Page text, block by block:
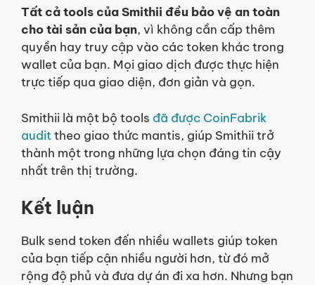
Tất cả tools của Smithii đều bảo vệ an toàn
cho tài sản của bạn, vì không cần cấp thêm
quyền hay truy cập vào các token khác trong
wallet của bạn. Mọi giao dịch được thực hiện
trực tiếp qua giao diện, đơn giản và gọn.
Smithii là một bộ tools đã được CoinFabrik
audittheo giao thức mantis, giúp Smithii trở
thành một trong những lựa chọn đáng tin cậy
nhất trên thị trường.
Kết luận
Bulk send token đến nhiều wallets giúp token
của bạn tiếp cận nhiều người hơn, từ đó mở
rộng độ phủ và đưa dự án đi xa hơn. Nhưng bạn